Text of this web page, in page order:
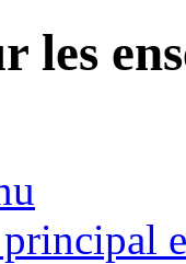
les